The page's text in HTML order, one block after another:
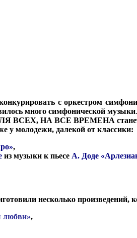
с оркестром
много симфонической музыки.
ВСЕХ, НА ВСЕ ВРЕМЕНА
у молодежи, далекой от классики:
,
из музыки к пьесе А. Доде
несколько произведений,
любви»,